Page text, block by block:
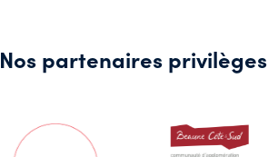
Nos partenaires privilèges